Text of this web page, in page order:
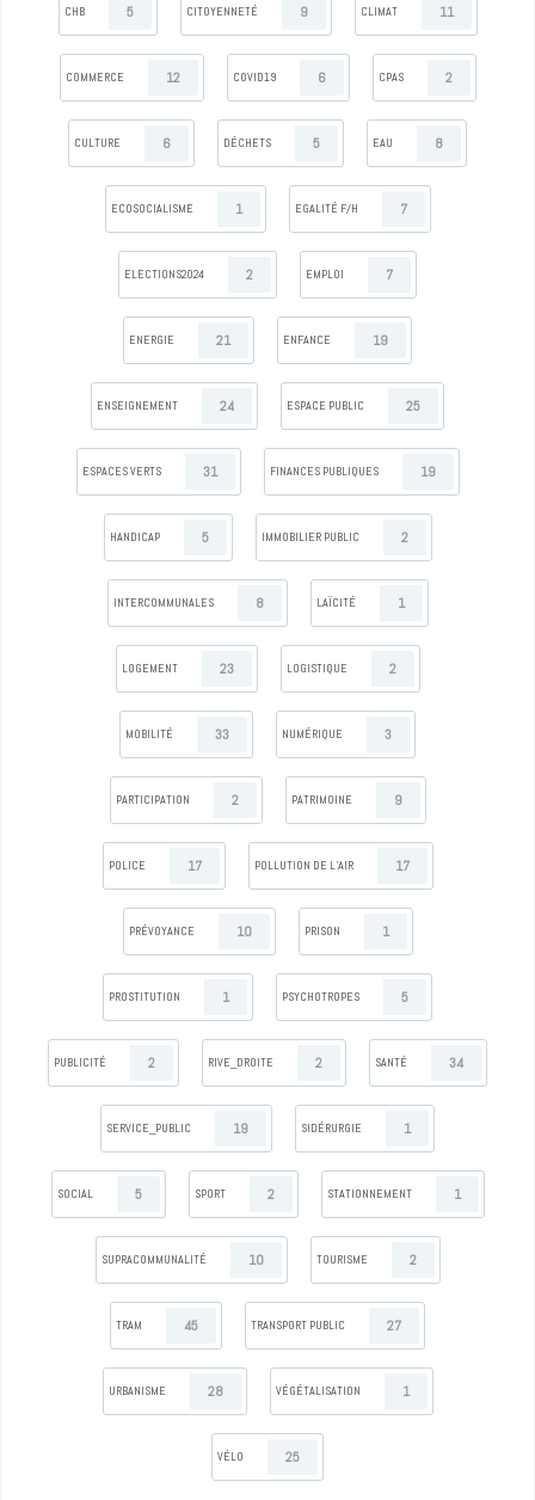
CHB 5 CITOYENNETÉ 9 CLIMAT 11
COMMERCE 12 COVID19 6 CPAS 2
CULTURE 6 DÉCHETS 5 EAU 8
ECOSOCIALISME 1 EGALITÉ F/H 7
ELECTIONS2024 2 EMPLOI 7
ENERGIE 21 ENFANCE 19
ENSEIGNEMENT 24 ESPACE PUBLIC 25
ESPACES VERTS 31 FINANCES PUBLIQUES 19
HANDICAP 5 IMMOBILIER PUBLIC 2
INTERCOMMUNALES 8 LAÏCITÉ 1
LOGEMENT 23 LOGISTIQUE 2
MOBILITÉ 33 NUMÉRIQUE 3
PARTICIPATION 2 PATRIMOINE 9
POLICE 17 POLLUTION DE L’AIR 17
PRÉVOYANCE 10 PRISON 1
PROSTITUTION 1 PSYCHOTROPES 5
PUBLICITÉ 2 RIVE_DROITE 2 SANTÉ 34
SERVICE_PUBLIC 19 SIDÉRURGIE 1
SOCIAL 5 SPORT 2 STATIONNEMENT 1
SUPRACOMMUNALITÉ 10 TOURISME 2
TRAM 45 TRANSPORT PUBLIC 27
URBANISME 28 VÉGÉTALISATION 1
VÉLO 25